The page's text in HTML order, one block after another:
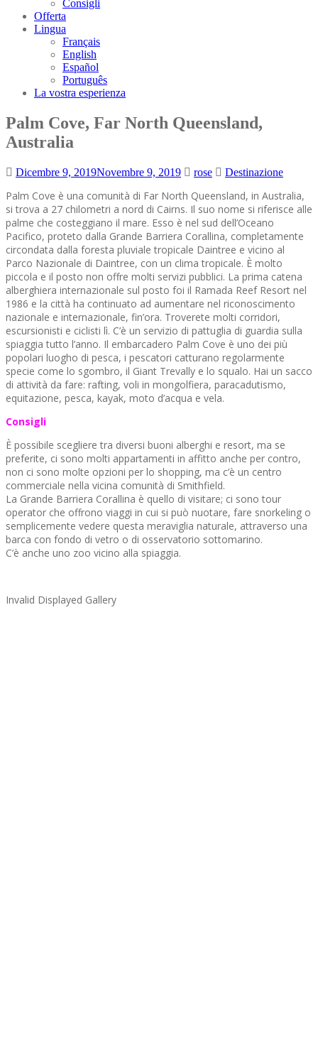
Consigli
Offerta
Lingua
Français
English
Español
Português
La vostra esperienza
Palm Cove, Far North Queensland,
Australia
Dicembre 9, 2019Novembre 9, 2019 rose Destinazione
Palm Cove è una comunità di Far North Queensland, in Australia,
si trova a 27 chilometri a nord di Cairns. Il suo nome si riferisce alle
palme che costeggiano il mare. Esso è nel sud dell’Oceano
Pacifico, proteto dalla Grande Barriera Corallina, completamente
circondata dalla foresta pluviale tropicale Daintree e vicino al
Parco Nazionale di Daintree, con un clima tropicale. È molto
piccola e il posto non offre molti servizi pubblici. La prima catena
alberghiera internazionale sul posto foi il Ramada Reef Resort nel
1986 e la città ha continuato ad aumentare nel riconoscimento
nazionale e internazionale, fin’ora. Troverete molti corridori,
escursionisti e ciclisti lì. C’è un servizio di pattuglia di guardia sulla
spiaggia tutto l’anno. Il embarcadero Palm Cove è uno dei più
popolari luogho di pesca, i pescatori catturano regolarmente
specie come lo sgombro, il Giant Trevally e lo squalo. Hai un sacco
di attività da fare: rafting, voli in mongolfiera, paracadutismo,
equitazione, pesca, kayak, moto d’acqua e vela.
Consigli
È possibile scegliere tra diversi buoni alberghi e resort, ma se
preferite, ci sono molti appartamenti in affitto anche per contro,
non ci sono molte opzioni per lo shopping, ma c’è un centro
commerciale nella vicina comunità di Smithfield.
La Grande Barriera Corallina è quello di visitare; ci sono tour
operator che offrono viaggi in cui si può nuotare, fare snorkeling o
semplicemente vedere questa meraviglia naturale, attraverso una
barca con fondo di vetro o di osservatorio sottomarino.
C’è anche uno zoo vicino alla spiaggia.
Invalid Displayed Gallery